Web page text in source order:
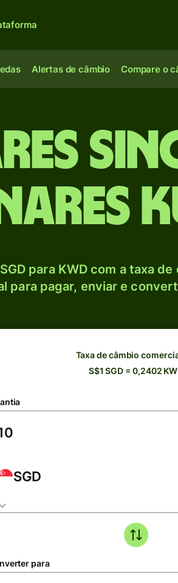
Alertas de câmbio Compare o
para KWD com a taxa
para pagar, enviar e
Taxa de câmbio
S$1 SGD = 0,2402
SGD
para